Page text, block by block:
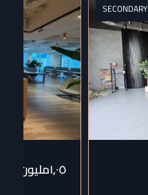
SECONDARY
١٫٠٥مليون